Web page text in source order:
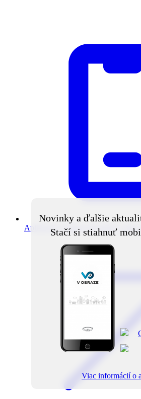
Aplikácia V obraze Novinky z
Novinky a ďalšie
Stačí si stiahnuť
Viac informácií o